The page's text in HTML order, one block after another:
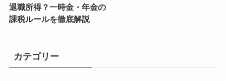
退職所得？一時金・年金の
課税ルールを徹底解説
カテゴリー